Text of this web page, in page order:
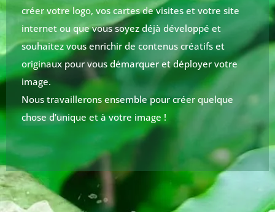
créer votre logo, vos cartes de visites et votre site
internet ou que vous soyez déjà développé et
souhaitez vous enrichir de contenus créatifs et
originaux pour vous démarquer et déployer votre
image.
Nous travaillerons ensemble pour créer quelque
chose d’unique et à votre image !